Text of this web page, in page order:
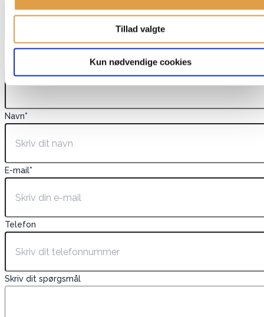
Tillad valgte
Kun nødvendige cookies
Dette felt er skjult, når du får vist formularen
Navn*
E-mail*
Telefon
Skriv dit spørgsmål